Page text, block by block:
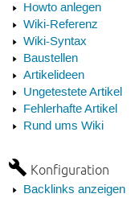
Howto anlegen
Wiki-Referenz
Wiki-Syntax
Baustellen
Artikelideen
Ungetestete Artikel
Fehlerhafte Artikel
Rund ums Wiki
Konfiguration
Backlinks anzeigen